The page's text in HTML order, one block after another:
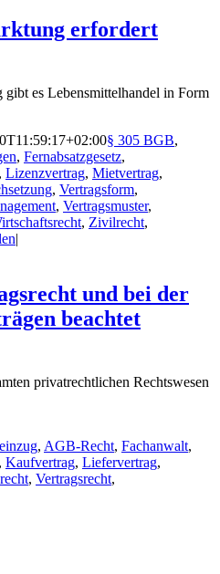
erfordert
es Lebensmittelhandel in Form
§ 305 BGB,
, Fernabsatzgesetz,
, Lizenzvertrag, Mietvertrag,
, Vertragsform,
, Vertragsmuster,
, Zivilrecht,
|
und bei der
beachtet
privatrechtlichen Rechtswesen
, AGB-Recht, Fachanwalt,
, Kaufvertrag, Liefervertrag,
, Vertragsrecht,